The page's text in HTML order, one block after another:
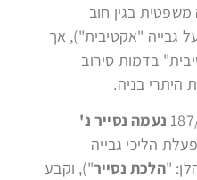
בגין חוב
גבייה "אקטיבית"), אך
בדמות סירוב
היתרי בניה.
נעמה נסייר נ'
הליכי גבייה
"הלכת נסייר"), וקבע